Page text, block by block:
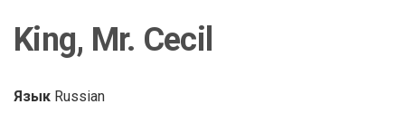
King, Mr. Cecil
Язык Russian